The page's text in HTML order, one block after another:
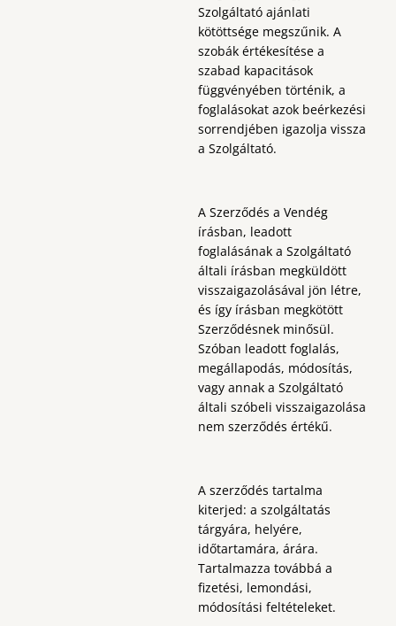
Szolgáltató ajánlati
kötöttsége megszűnik. A
szobák értékesítése a
szabad kapacitások
függvényében történik, a
foglalásokat azok beérkezési
sorrendjében igazolja vissza
a Szolgáltató.
A Szerződés a Vendég
írásban, leadott
foglalásának a Szolgáltató
általi írásban megküldött
visszaigazolásával jön létre,
és így írásban megkötött
Szerződésnek minősül.
Szóban leadott foglalás,
megállapodás, módosítás,
vagy annak a Szolgáltató
általi szóbeli visszaigazolása
nem szerződés értékű.
A szerződés tartalma
kiterjed: a szolgáltatás
tárgyára, helyére,
időtartamára, árára.
Tartalmazza továbbá a
fizetési, lemondási,
módosítási feltételeket.